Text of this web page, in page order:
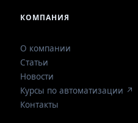
КОМПАНИЯ
О компании
Статьи
Новости
Курсы по автоматизации ↗
Контакты